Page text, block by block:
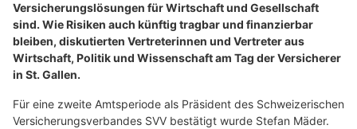
Versicherungslösungen für Wirtschaft und Gesellschaft
sind. Wie Risiken auch künftig tragbar und finanzierbar
bleiben, diskutierten Vertreterinnen und Vertreter aus
Wirtschaft, Politik und Wissenschaft am Tag der Versicherer
in St. Gallen.
Für eine zweite Amtsperiode als Präsident des Schweizerischen
Versicherungsverbandes SVV bestätigt wurde Stefan Mäder.